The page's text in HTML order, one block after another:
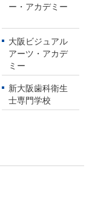
ー・アカデミー
大阪ビジュアル
アーツ・アカデ
ミー
新大阪歯科衛生
士専門学校